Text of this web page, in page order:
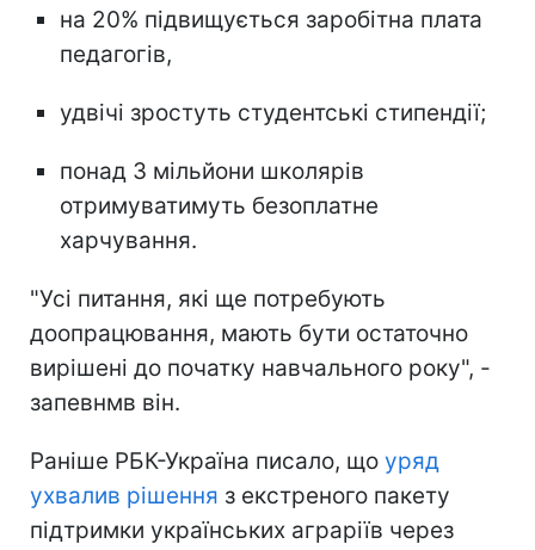
на 20% підвищується заробітна плата
педагогів,
удвічі зростуть студентські стипендії;
понад 3 мільйони школярів
отримуватимуть безоплатне
харчування.
"Усі питання, які ще потребують
доопрацювання, мають бути остаточно
вирішені до початку навчального року", -
запевнмв він.
Раніше РБК-Україна писало, що уряд
ухвалив рішення з екстреного пакету
підтримки українських аграріїв через